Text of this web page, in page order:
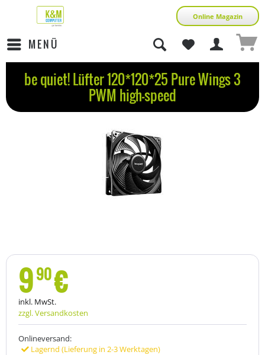
Online Magazin
MENÜ
be quiet! Lüfter 120*120*25 Pure Wings 3
PWM high-speed
990€
inkl. MwSt.
zzgl. Versandkosten
Onlineversand:
Lagernd (Lieferung in 2-3 Werktagen)